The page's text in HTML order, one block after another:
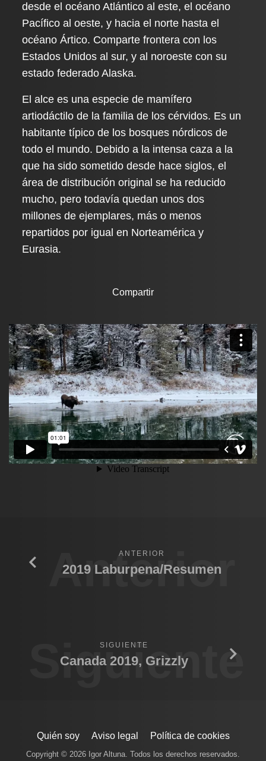
desde el océano Atlántico al este, el océano
Pacífico al oeste, y hacia el norte hasta el
océano Ártico. Comparte frontera con los
Estados Unidos al sur, y al noroeste con su
estado federado Alaska.
El alce es una especie de mamífero
artiodáctilo de la familia de los cérvidos. Es un
habitante típico de los bosques nórdicos de
todo el mundo. Debido a la intensa caza a la
que ha sido sometido desde hace siglos, el
área de distribución original se ha reducido
mucho, pero todavía quedan unos dos
millones de ejemplares, más o menos
repartidos por igual en Norteamérica y
Eurasia.
Compartir
Anterior
ANTERIOR
2019 Laburpena/Resumen
Siguiente
SIGUIENTE
Canada 2019, Grizzly
Quién soy Aviso legal Política de cookies
Copyright © 2026 Igor Altuna. Todos los derechos reservados.